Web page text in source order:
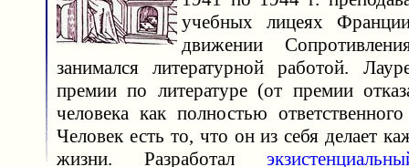
учебных лицеях
движении
занимался литературной работой.
премии по литературе (от премии
человека как полностью
Человек есть то, что он из себя делает
жизни. Разработал